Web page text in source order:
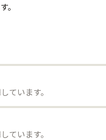
。
ています。
ています。